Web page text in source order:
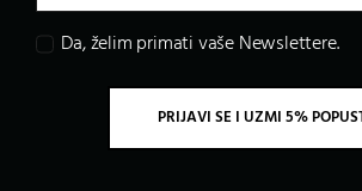
Da, želim primati vaše Newslettere.
PRIJAVI SE I UZMI 5%